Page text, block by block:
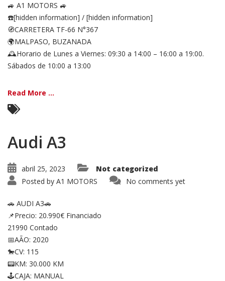
🚙 A1 MOTORS 🚙
☎️[hidden information] / [hidden information]
🧭CARRETERA TF-66 N°367
🌍MALPASO, BUZANADA
🕰Horario de Lunes a Viernes: 09:30 a 14:00 – 16:00 a 19:00.
Sábados de 10:00 a 13:00
Read More ...
Audi A3
abril 25, 2023
Not categorized
Posted by A1 MOTORS No comments yet
🚗 AUDI A3🚗
📌Precio: 20.990€ Financiado
21990 Contado
📅AÃO: 2020
🐎CV: 115
📟KM: 30.000 KM
🕹CAJA: MANUAL